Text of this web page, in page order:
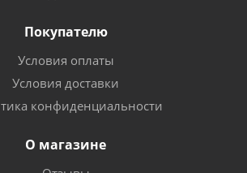
Покупателю
Условия оплаты
Условия доставки
конфиденциальности
О магазине